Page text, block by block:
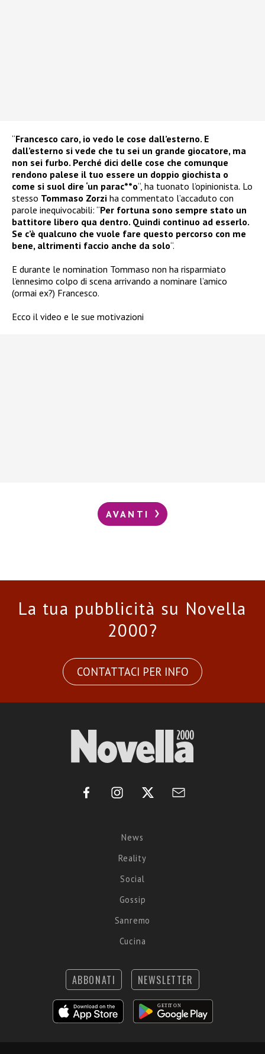
“Francesco caro, io vedo le cose dall’esterno. E
dall’esterno si vede che tu sei un grande giocatore, ma
non sei furbo. Perché dici delle cose che comunque
rendono palese il tuo essere un doppio giochista o
come si suol dire ‘un parac**o“, ha tuonato l’opinionista. Lo
stesso Tommaso Zorzi ha commentato l’accaduto con
parole inequivocabili: “Per fortuna sono sempre stato un
battitore libero qua dentro. Quindi continuo ad esserlo.
Se c’è qualcuno che vuole fare questo percorso con me
bene, altrimenti faccio anche da solo“.
E durante le nomination Tommaso non ha risparmiato
l’ennesimo colpo di scena arrivando a nominare l’amico
(ormai ex?) Francesco.
Ecco il video e le sue motivazioni
AVANTI
La tua pubblicità su Novella
2000?
CONTATTACI PER INFO
News
Reality
Social
Gossip
Sanremo
Cucina
ABBONATI NEWSLETTER